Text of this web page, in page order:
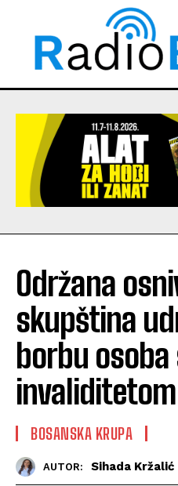
Održana
skupština
borbu osoba
invaliditetom
BOSANSKA KRUPA
AUTOR: Sihada Kržalić